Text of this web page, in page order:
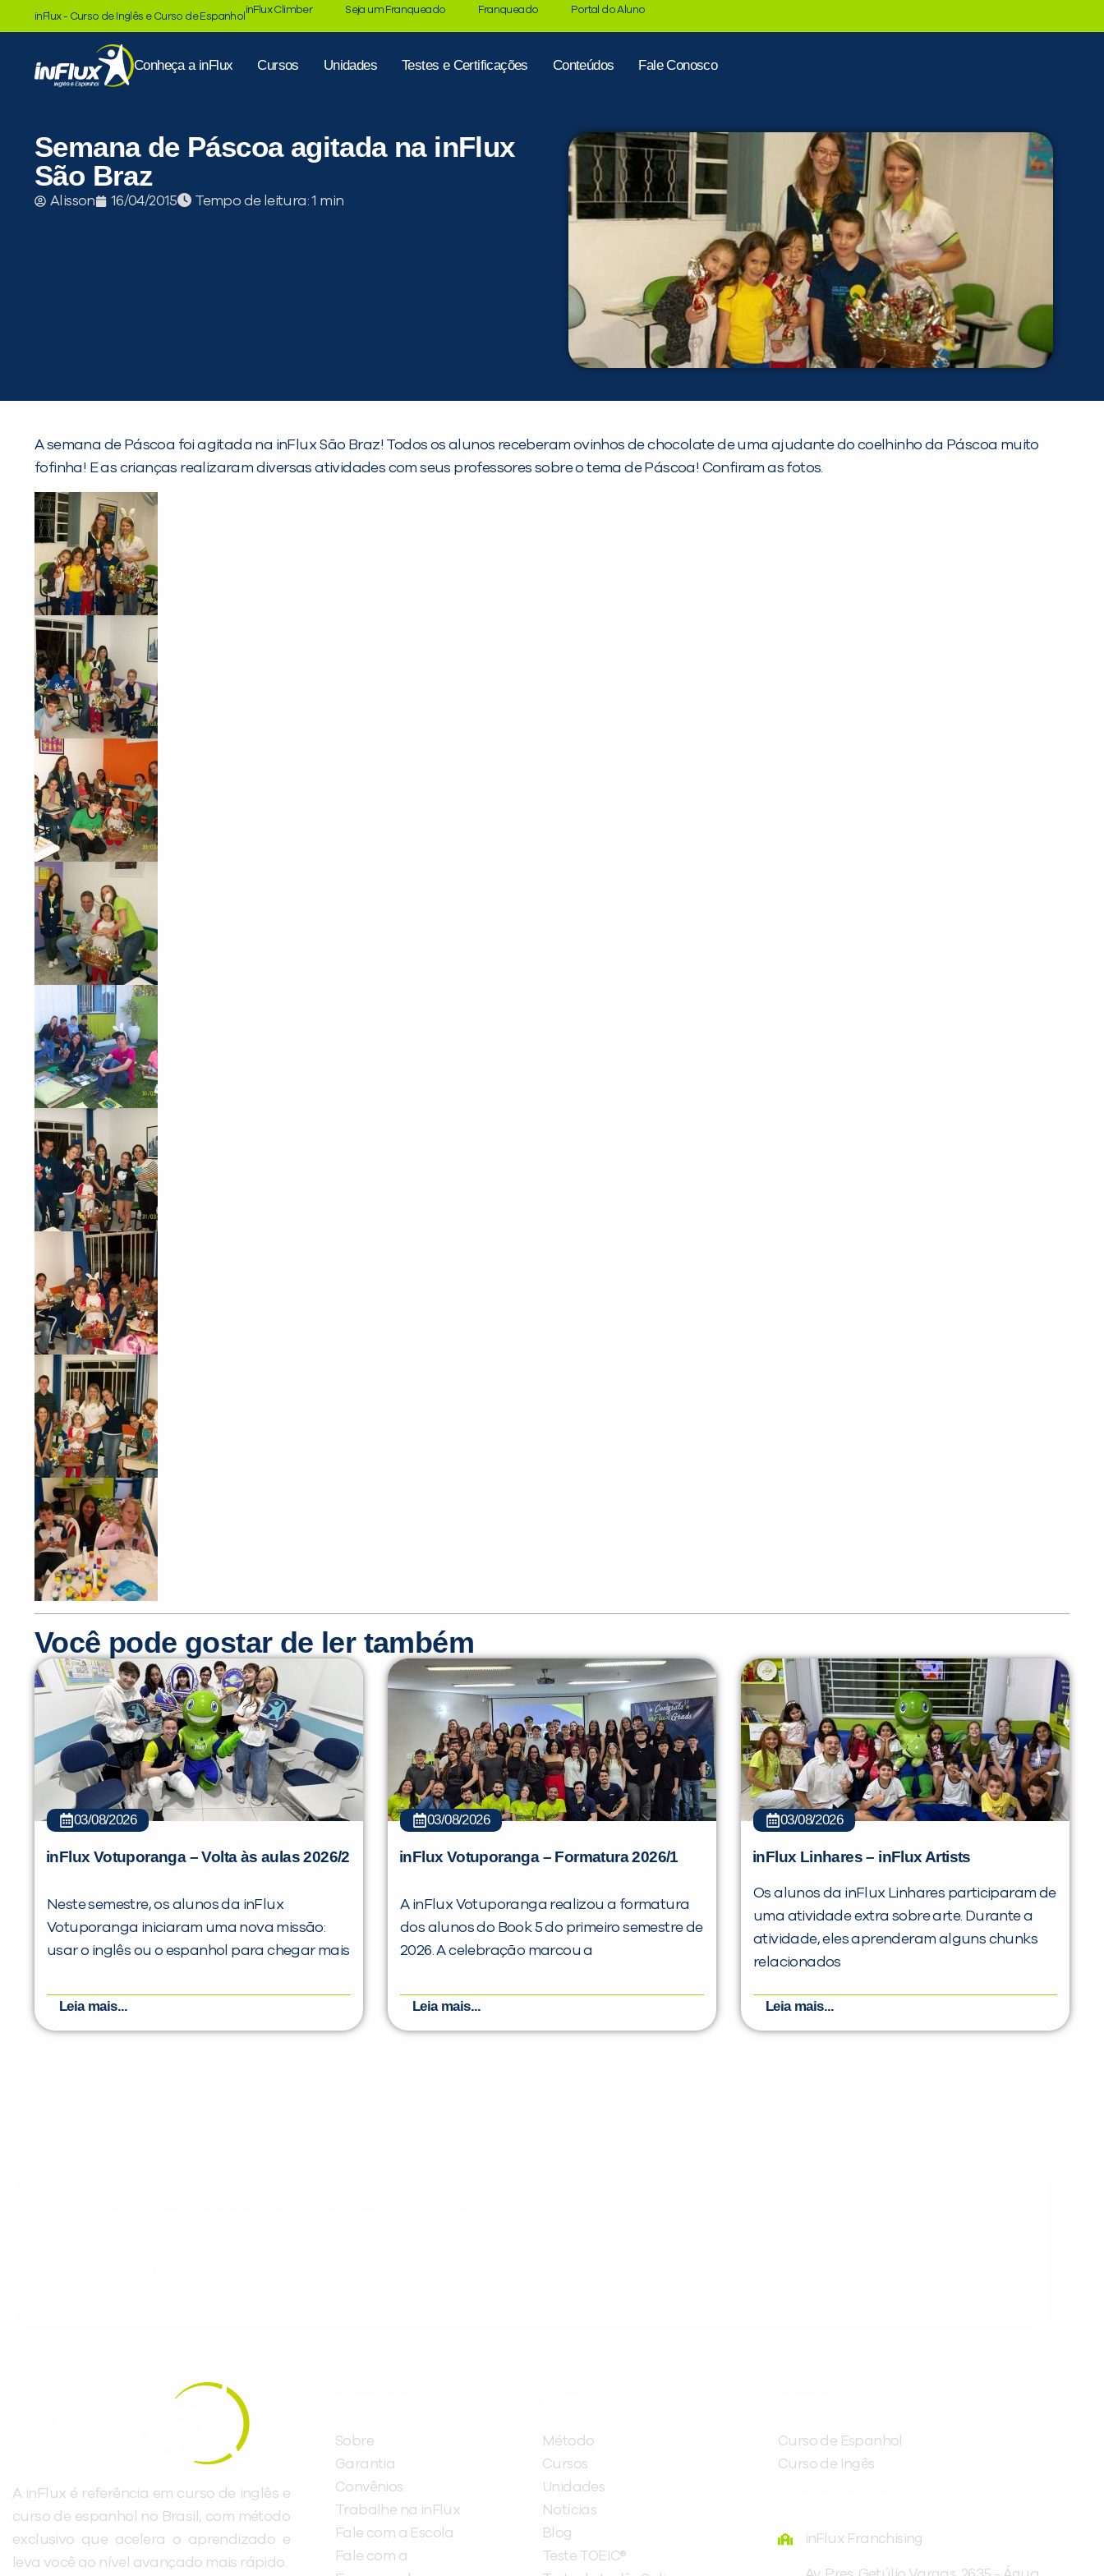
inFlux - Curso de Inglês e Curso de Espanhol
inFlux Climber Seja um Franqueado Franqueado Portal do Aluno
Conheça a inFlux Cursos Unidades Testes e Certificações Conteúdos Fale Conosco
Semana de Páscoa agitada na inFlux
São Braz
Alisson 16/04/2015 Tempo de leitura:
A semana de Páscoa foi agitada na inFlux São Braz! Todos os alunos receberam ovinhos de chocolate de uma ajudante do coelhinho da Páscoa muito
fofinha! E as crianças realizaram diversas atividades com seus professores sobre o tema de Páscoa! Confiram as fotos.
Você pode gostar de ler também
03/08/2026
inFlux Votuporanga – Volta às aulas 2026/2
Neste semestre, os alunos da inFlux
Votuporanga iniciaram uma nova missão:
usar o inglês ou o espanhol para chegar mais
Leia mais...
03/08/2026
inFlux Votuporanga – Formatura 2026/1
A inFlux Votuporanga realizou a formatura
dos alunos do Book 5 do primeiro semestre de
2026. A celebração marcou a
Leia mais...
03/08/2026
inFlux Linhares – inFlux Artists
Os alunos da inFlux Linhares participaram de
uma atividade extra sobre arte. Durante a
atividade, eles aprenderam alguns chunks
relacionados
Leia mais...
A inFlux é referência em curso de inglês e
curso de espanhol no Brasil, com método
exclusivo que acelera o aprendizado e
leva você ao nível avançado mais rápido.
Sobre
Garantia
Convênios
Trabalhe na inFlux
Fale com a Escola
Fale com a
Método
Cursos
Unidades
Notícias
Blog
Teste TOEIC®
Curso de Espanhol
Curso de Ingês
inFlux Franchising
PEÇA UMA DEMONSTRAÇÃO DE MÉTODO